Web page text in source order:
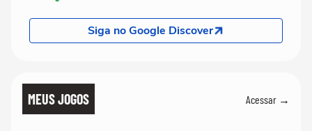
Siga no Google Discover
MEUS JOGOS Acessar →